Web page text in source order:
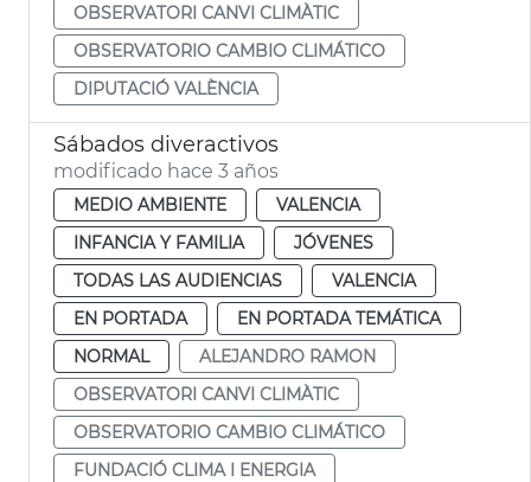
OBSERVATORI CANVI CLIMÀTIC
OBSERVATORIO CAMBIO CLIMÁTICO
DIPUTACIÓ VALÈNCIA
Sábados diveractivos
modificado hace 3 años
MEDIO AMBIENTE
VALENCIA
INFANCIA Y FAMILIA
JÓVENES
TODAS LAS AUDIENCIAS
VALENCIA
EN PORTADA
EN PORTADA TEMÁTICA
NORMAL
ALEJANDRO RAMON
OBSERVATORI CANVI CLIMÀTIC
OBSERVATORIO CAMBIO CLIMÁTICO
FUNDACIÓ CLIMA I ENERGIA